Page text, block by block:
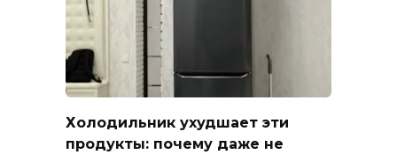
Холодильник ухудшает эти
продукты: почему даже не